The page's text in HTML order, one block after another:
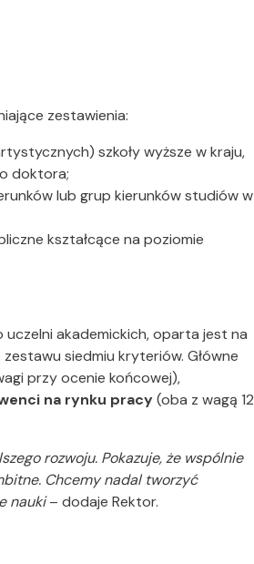
zestawienia:
szkoły wyższe w kraju,
doktora;
lub grup kierunków studiów w
kształcące na poziomie
uczelni akademickich,oparta jest na
siedmiu kryteriów. Główne
przy ocenie końcowej),
na rynku pracy(oba z wagą 12
rozwoju. Pokazuje, że wspólnie
Chcemy nadal tworzyć
nauki– dodaje Rektor.